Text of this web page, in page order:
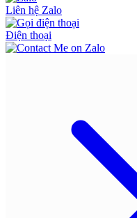
Liên hệ Zalo
Điện thoại